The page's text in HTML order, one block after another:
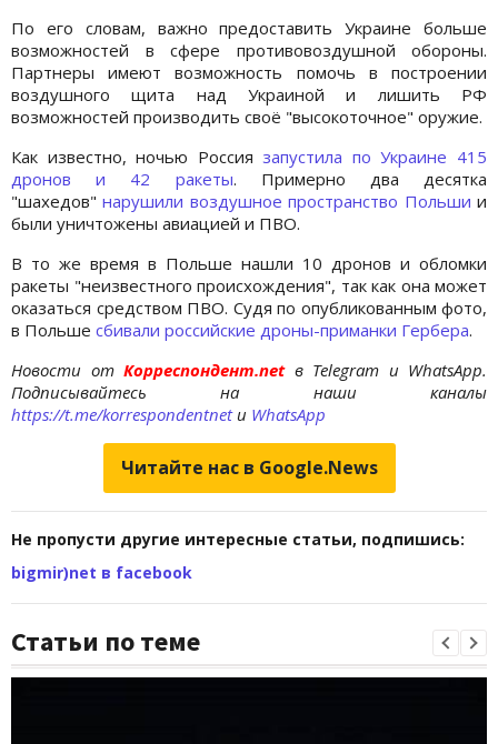
По его словам, важно предоставить Украине больше
возможностей в сфере противовоздушной обороны.
Партнеры имеют возможность помочь в построении
воздушного щита над Украиной и лишить РФ
возможностей производить своё "высокоточное" оружие.
Как известно, ночью Россиязапустила по Украине 415
дронов и 42 ракеты. Примерно два десятка
"шахедов"нарушили воздушное пространство Польши и
были уничтожены авиацией и ПВО.
В то же время в Польше нашли 10 дронов и обломки
ракеты "неизвестного происхождения", так как она может
оказаться средством ПВО. Судя по опубликованным фото,
в Польше сбивали российские дроны-приманки Гербера.
Новости отКорреспондент.net в Telegram и WhatsApp.
Подписывайтесь на наши каналы
https://t.me/korrespondentnetи WhatsApp
Читайте нас в Google.News
Не пропусти другие интересные статьи, подпишись:
bigmir)net в facebook
Статьи по теме